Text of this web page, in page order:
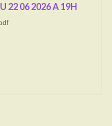
22 06 2026 A 19H